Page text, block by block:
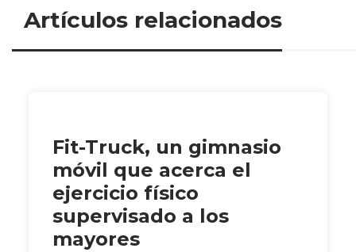
Artículos relacionados
Fit-Truck, un gimnasio
móvil que acerca el
ejercicio físico
supervisado a los
mayores